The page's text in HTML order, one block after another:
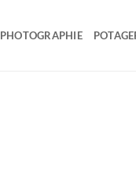
PHOTOGRAPHIE